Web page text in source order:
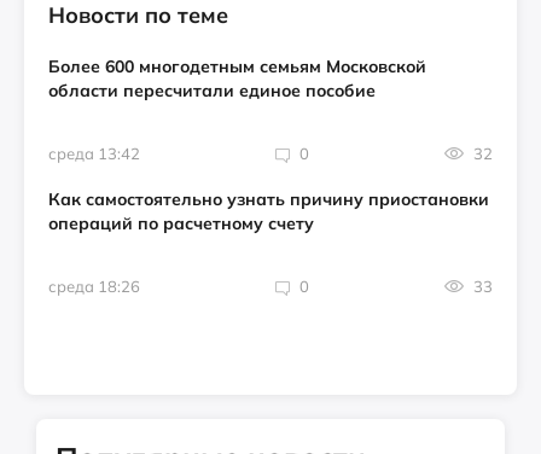
Новости по теме
Более 600 многодетным семьям Московской
области пересчитали единое пособие
среда 13:42 0 32
Как самостоятельно узнать причину приостановки
операций по расчетному счету
среда 18:26 0 33